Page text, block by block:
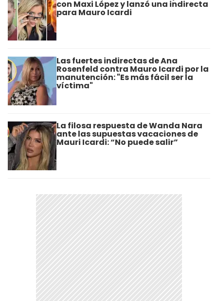
con Maxi López y lanzó una indirecta
para Mauro Icardi
Las fuertes indirectas de Ana
Rosenfeld contra Mauro Icardi por la
manutención: "Es más fácil ser la
víctima"
La filosa respuesta de Wanda Nara
ante las supuestas vacaciones de
Mauri Icardi: “No puede salir”